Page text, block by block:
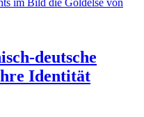
deutsche
Identität